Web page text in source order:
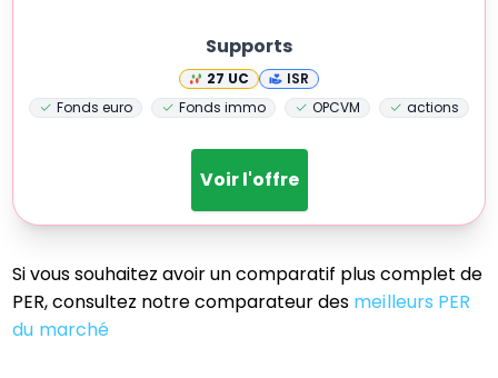
Supports
27 UC
ISR
Fonds euro
Fonds immo OPCVM actions
Voir l'offre
Si vous souhaitez avoir un comparatif plus complet de
PER, consultez notre comparateur des meilleurs PER
du marché